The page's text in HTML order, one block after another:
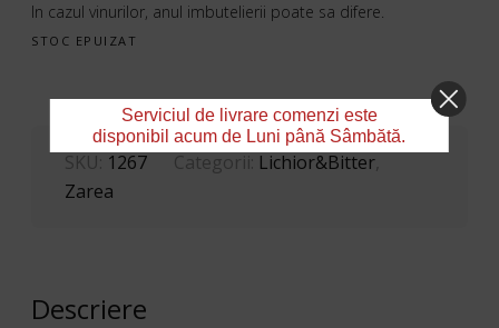
In cazul vinurilor, anul imbutelierii poate sa difere.
STOC EPUIZAT
SKU: 1267 Categorii: Lichior&Bitter
Zarea
Descriere
Serviciul de livrare comenzi este
disponibil acum de Luni până Sâmbătă.